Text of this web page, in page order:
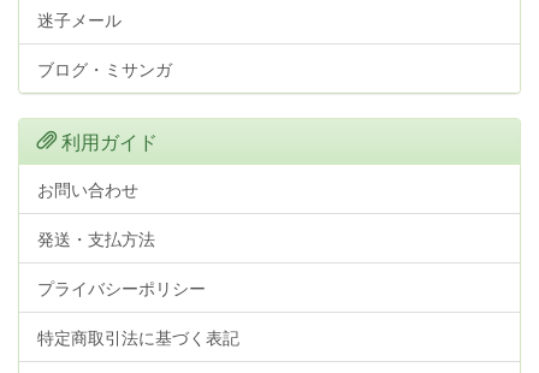
迷子メール
ブログ・ミサンガ
利用ガイド
お問い合わせ
発送・支払方法
プライバシーポリシー
特定商取引法に基づく表記